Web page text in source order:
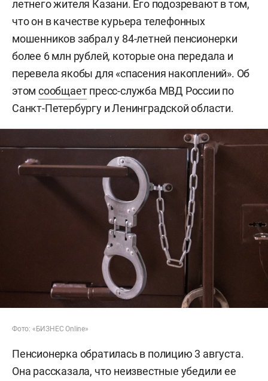
летнего жителя Казани. Его подозревают в том,
что он в качестве курьера телефонных
мошенников забрал у 84-летней пенсионерки
более 6 млн рублей, которые она передала и
перевела якобы для «спасения накоплений». Об
этом сообщаетпресс-служба МВД России по
Санкт-Петербургу и Ленинградской области.
Фото: «БИЗНЕС Online»
Пенсионерка обратилась в полицию 3 августа.
Она рассказала, что неизвестные убедили ее